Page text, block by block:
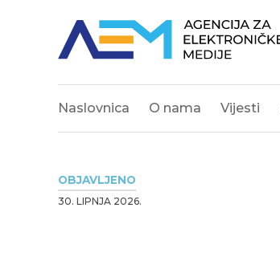
Naslovnica O nama Vijesti
OBJAVLJENO
30. LIPNJA 2026.